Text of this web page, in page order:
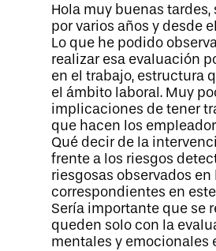
Hola muy buenas
por varios años y desde
Lo que he podido
realizar esa evaluación
en el trabajo, estructura
el ámbito laboral. Muy
implicaciones de tener
que hacen los
Qué decir de la
frente a los riesgos
riesgosas observados
correspondientes en
Sería importante que se
queden solo con la
mentales y emocionales